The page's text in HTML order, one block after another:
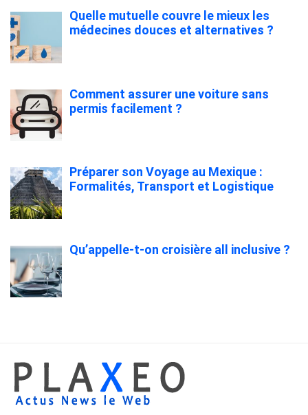
Quelle mutuelle couvre le mieux les
médecines douces et alternatives ?
Comment assurer une voiture sans
permis facilement ?
Préparer son Voyage au Mexique :
Formalités, Transport et Logistique
Qu’appelle-t-on croisière all inclusive ?